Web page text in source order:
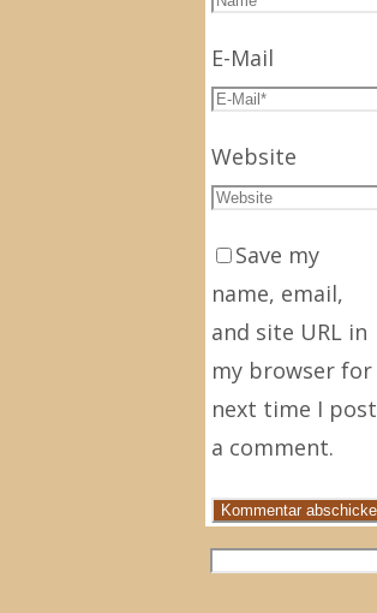
E-Mail
Website
Save my
name, email,
and site URL in
my browser for
next time I post
a comment.